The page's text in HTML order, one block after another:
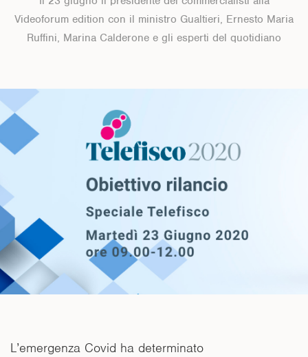
Videoforum edition con il ministro Gualtieri, Ernesto Maria
Ruffini, Marina Calderone e gli esperti del quotidiano
L’emergenza Covid ha determinato